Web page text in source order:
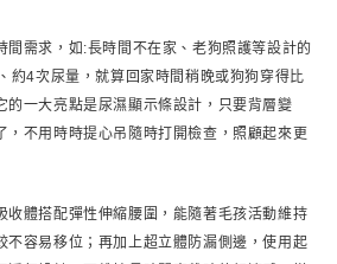
間需求，如:長時間不在家、老狗照護等設計的
約4次尿量，就算回家時間稍晚或狗狗穿得比
的一大亮點是尿濕顯示條設計，只要背層變
，不用時時提心吊隨時打開檢查，照顧起來更
收體搭配彈性伸縮腰圍，能隨著毛孩活動維持
不容易移位；再加上超立體防漏側邊，使用起